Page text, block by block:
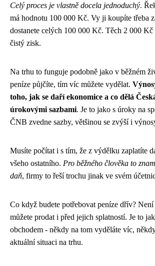
Celý proces je vlastně docela jednoduchý.
má hodnotu 100 000 Kč. Vy ji koupíte třeba
dostanete celých 100 000 Kč. Těch 2 000
čistý zisk.
Na trhu to funguje podobně jako v běžném
peníze půjčíte, tím víc můžete vydělat.
toho, jak se daří ekonomice a co dělá
úrokovými sazbami. Je to jako s úroky na
ČNB zvedne sazby, většinou se zvýší i
Musíte počítat i s tím, že z výdělku zaplatíte
všeho ostatního. Pro běžného člověka to
daň, firmy to řeší trochu jinak ve svém
Co když budete potřebovat peníze dřív?
můžete prodat i před jejich splatností. Je to
obchodem - někdy na tom vyděláte víc,
aktuální situaci na trhu.